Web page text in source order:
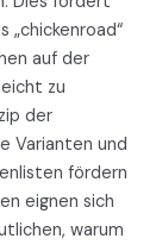
„chickenroad“
auf der
zu
der
Varianten und
fördern
eignen sich
warum